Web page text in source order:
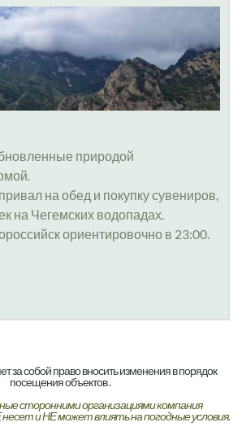
природой
на Чегемских водопадах.
ориентировочно в 23:00.
за собой право вносить изменения в порядок
посещения объектов .
сторонними организациями компания
и НЕ может влиять на погодные условия.